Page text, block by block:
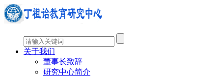
关于我们
董事长致辞
研究中心简介